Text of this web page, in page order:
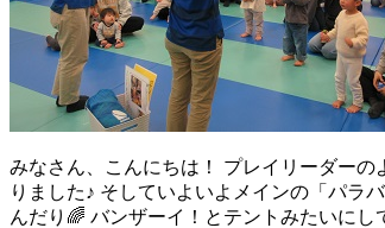
みなさん、こんにちは！ プレイリーダー
りました♪ そしていよいよメインの「パラ
んだり🌈 バンザーイ！とテントみたいに